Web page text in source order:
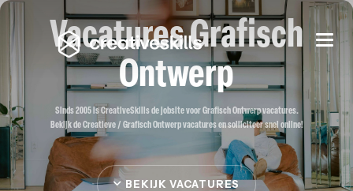
Vacatures Grafisch
Ontwerp
Sinds 2005 is CreativeSkills de jobsite voor Grafisch Ontwerp vacatures.
Bekijk de Creatieve / Grafisch Ontwerp vacatures en solliciteer snel online!
BEKIJK VACATURES